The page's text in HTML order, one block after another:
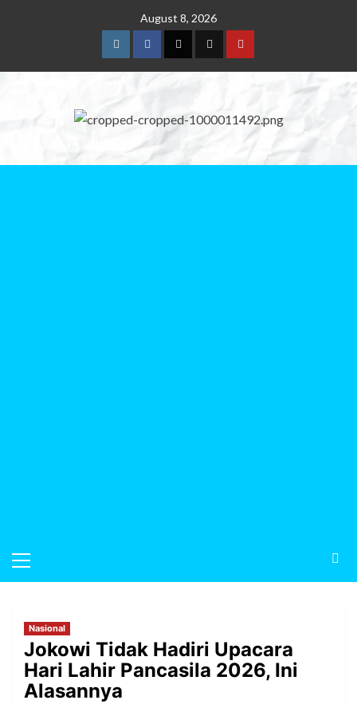
August 8, 2026
Nasional
Jokowi Tidak Hadiri Upacara
Hari Lahir Pancasila 2026, Ini
Alasannya